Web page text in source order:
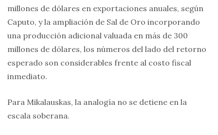
millones de dólares en exportaciones anuales, según
Caputo, y la ampliación de Sal de Oro incorporando
una producción adicional valuada en más de 300
millones de dólares, los números del lado del retorno
esperado son considerables frente al costo fiscal
inmediato.
Para Mikalauskas, la analogía no se detiene en la
escala soberana.